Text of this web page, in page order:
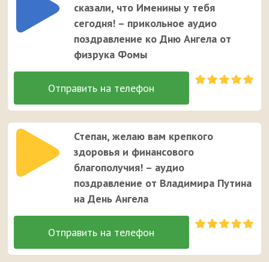
сказали, что Именины у тебя
сегодня! – прикольное аудио
поздравление ко Дню Ангела от
физрука Фомы
Степан, желаю вам крепкого
здоровья и финансового
благополучия! – аудио
поздравление от Владимира Путина
на День Ангела